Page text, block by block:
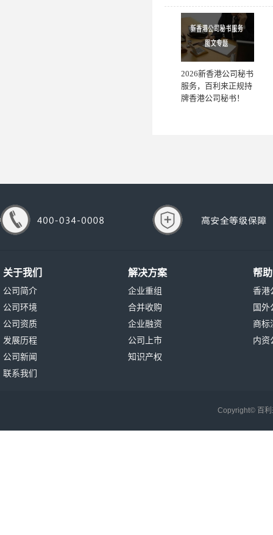
2026新香港公司秘书
服务，百利来正规持
牌香港公司秘书！
关于我们
公司简介
公司环境
公司资质
发展历程
公司新闻
联系我们
解决方案
企业重组
合并收购
企业融资
公司上市
知识产权
帮
香港
国外
商标
内资
Copyright© 百